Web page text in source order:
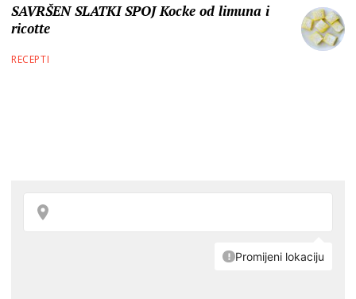
SAVRŠEN SLATKI SPOJ Kocke od limuna i
ricotte
RECEPTI